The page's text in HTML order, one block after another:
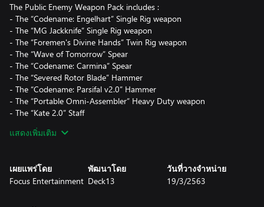
The Public Enemy Weapon Pack includes :
- The “Codename: Engelhart” Single Rig weapon
- The “MG Jackknife” Single Rig weapon
- The “Foremen's Divine Hands” Twin Rig weapon
- The “Wave of Tomorrow” Spear
- The “Codename: Carmina” Spear
- The “Severed Rotor Blade” Hammer
- The “Codename: Parsifal v2.0” Hammer
- The “Portable Omni-Assembler” Heavy Duty weapon
- The “Kate 2.0” Staff
- The “Strongarm Twinblade” Sword
แสดงเพิ่มเติม
เผยแพร่โดย
Focus Entertainment
พัฒนาโดย
Deck13
วันที่วางจำหน่าย
19/3/2563